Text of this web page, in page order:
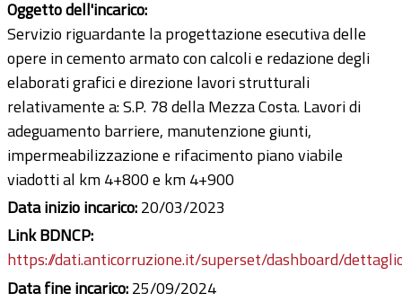
Oggetto dell'incarico:
Servizio riguardante la progettazione esecutiva delle
opere in cemento armato con calcoli e redazione degli
elaborati grafici e direzione lavori strutturali
relativamente a: S.P. 78 della Mezza Costa. Lavori di
adeguamento barriere, manutenzione giunti,
impermeabilizzazione e rifacimento piano viabile
viadotti al km 4+800 e km 4+900
Data inizio incarico:20/03/2023
Link BDNCP:
https://dati.anticorruzione.it/superset/dashboard/
Data fine incarico:25/09/2024